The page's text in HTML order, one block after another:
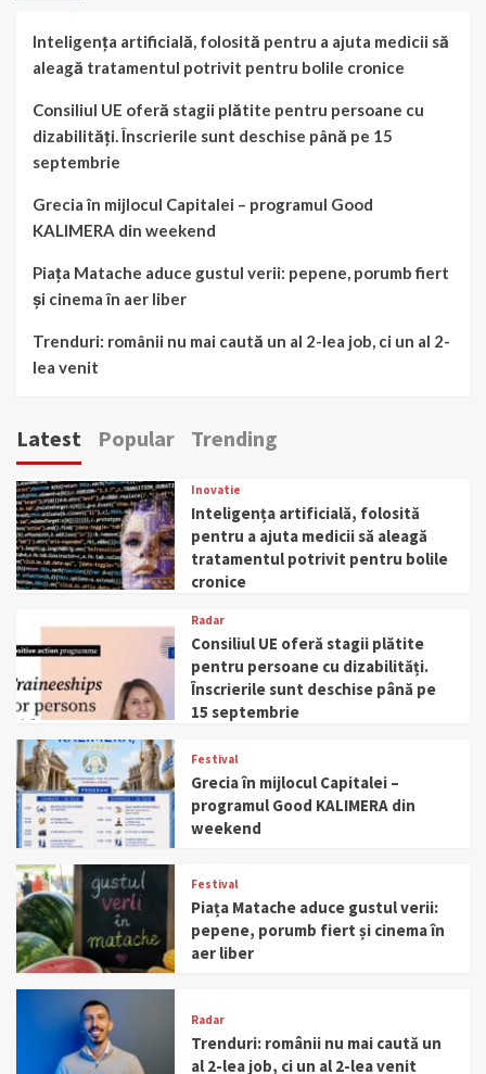
Inteligența artificială, folosită pentru a ajuta medicii să
aleagă tratamentul potrivit pentru bolile cronice
Consiliul UE oferă stagii plătite pentru persoane cu
dizabilități. Înscrierile sunt deschise până pe 15
septembrie
Grecia în mijlocul Capitalei – programul Good
KALIMERA din weekend
Piața Matache aduce gustul verii: pepene, porumb fiert
și cinema în aer liber
Trenduri: românii nu mai caută un al 2-lea job, ci un al 2-
lea venit
Latest Popular Trending
Inovatie
Inteligența artificială, folosită
pentru a ajuta medicii să aleagă
tratamentul potrivit pentru bolile
cronice
Radar
Consiliul UE oferă stagii plătite
pentru persoane cu dizabilități.
Înscrierile sunt deschise până pe
15 septembrie
Festival
Grecia în mijlocul Capitalei –
programul Good KALIMERA din
weekend
Festival
Piața Matache aduce gustul verii:
pepene, porumb fiert și cinema în
aer liber
Radar
Trenduri: românii nu mai caută un
al 2-lea job, ci un al 2-lea venit